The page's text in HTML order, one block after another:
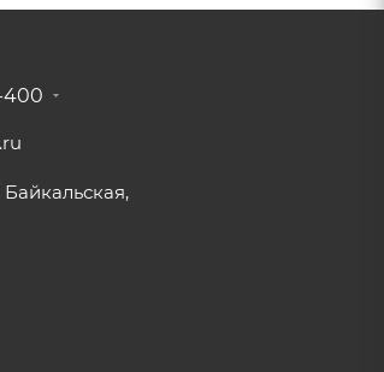
400
Байкальская,